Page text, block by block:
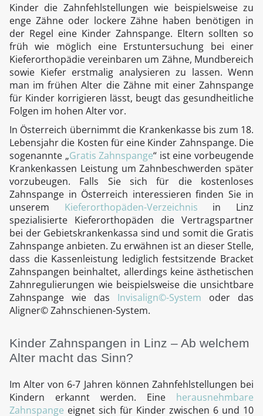
Kinder die Zahnfehlstellungen wie beispielsweise zu
enge Zähne oder lockere Zähne haben benötigen in
der Regel eine Kinder Zahnspange. Eltern sollten so
früh wie möglich eine Erstuntersuchung bei einer
Kieferorthopädie vereinbaren um Zähne, Mundbereich
sowie Kiefer erstmalig analysieren zu lassen. Wenn
man im frühen Alter die Zähne mit einer Zahnspange
für Kinder korrigieren lässt, beugt das gesundheitliche
Folgen im hohen Alter vor.
In Österreich übernimmt die Krankenkasse bis zum 18.
Lebensjahr die Kosten für eine Kinder Zahnspange. Die
sogenannte „Gratis Zahnspange“ ist eine vorbeugende
Krankenkassen Leistung um Zahnbeschwerden später
vorzubeugen. Falls Sie sich für die kostenloses
Zahnspange in Österreich interessieren finden Sie in
unserem Kieferorthopäden-Verzeichnis in Linz
spezialisierte Kieferorthopäden die Vertragspartner
bei der Gebietskrankenkassa sind und somit die Gratis
Zahnspange anbieten. Zu erwähnen ist an dieser Stelle,
dass die Kassenleistung lediglich festsitzende Bracket
Zahnspangen beinhaltet, allerdings keine ästhetischen
Zahnregulierungen wie beispielsweise die unsichtbare
Zahnspange wie das Invisalign©-System oder das
Aligner© Zahnschienen-System.
Kinder Zahnspangen in Linz – Ab welchem
Alter macht das Sinn?
Im Alter von 6-7 Jahren können Zahnfehlstellungen bei
Kindern erkannt werden. Eine herausnehmbare
Zahnspange eignet sich für Kinder zwischen 6 und 10